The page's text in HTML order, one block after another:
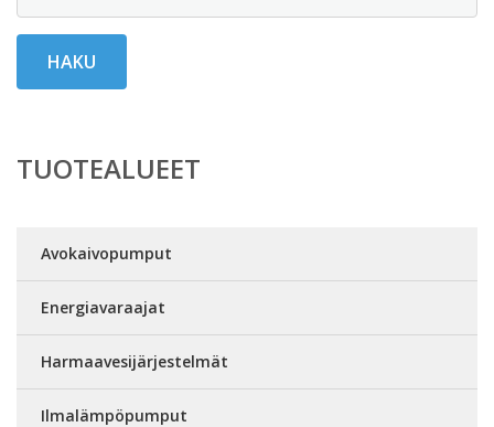
HAKU
TUOTEALUEET
Avokaivopumput
Energiavaraajat
Harmaavesijärjestelmät
Ilmalämpöpumput